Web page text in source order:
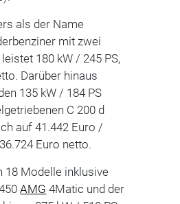
als der Name
mit zwei
180 kW / 245 PS,
Darüber hinaus
135 kW / 184 PS
C 200 d
auf 41.442 Euro /
Euro netto.
18 Modelle inklusive
AMG 4Matic und der